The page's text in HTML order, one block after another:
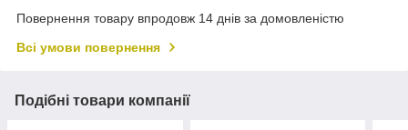
Повернення товару впродовж 14 днів за домовленістю
Всі умови повернення
Подібні товари компанії